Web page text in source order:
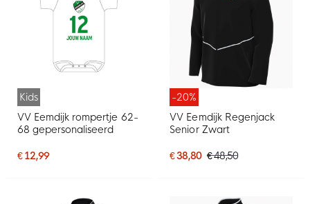
Kids
VV Eemdijk rompertje 62-
68 gepersonaliseerd
€ 12,99
-20%
VV Eemdijk Regenjack
Senior Zwart
€ 38,80 € 48,50